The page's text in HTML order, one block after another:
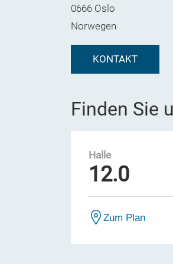
0666 Oslo
Norwegen
KONTAKT
Finden Sie
Halle
12.0
Zum Plan